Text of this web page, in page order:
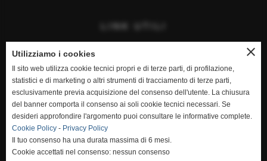
LINK UTILI
Contattaci
Privacy Policy
Cookie Policy
Mappa del sito web
close
Utilizziamo i cookies
Il sito web utilizza cookie tecnici propri e di terze parti, di profilazione,
statistici e di marketing o altri strumenti di tracciamento di terze parti,
esclusivamente previa acquisizione del consenso dell'utente. La chiusura
del banner comporta il consenso ai soli cookie tecnici necessari. Se
desideri approfondire l'argomento puoi consultare le informative complete.
Cookie Policy - Privacy Policy
Il tuo consenso ha una durata massima di 6 mesi.
Cookie accettati nel consenso: nessun consenso